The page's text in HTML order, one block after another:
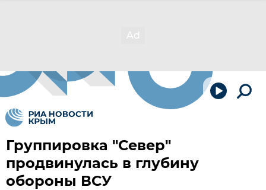
Группировка "Север"
продвинулась в глубину
обороны ВСУ